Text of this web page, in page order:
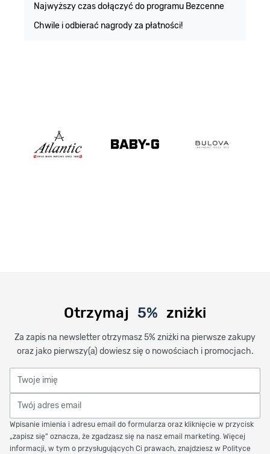
Najwyższy czas dołączyć do programu Bezcenne
Chwile i odbierać nagrody za płatności!
Otrzymaj 5% zniżki
Za zapis na newsletter otrzymasz 5% zniżki na pierwsze zakupy
oraz jako pierwszy(a) dowiesz się o nowościach i promocjach.
Twoje imię
Twój adres email
Wpisanie imienia i adresu email do formularza oraz kliknięcie w przycisk
„zapisz się” oznacza, że zgadzasz się na nasz email marketing. Więcej
informacji, w tym o przysługujących Ci prawach, znajdziesz w Polityce